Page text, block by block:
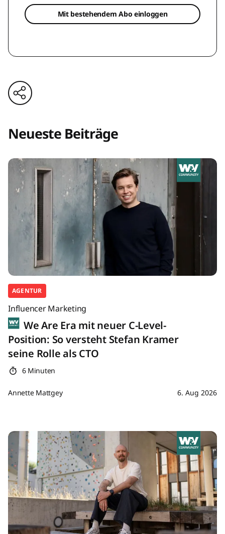
Mit bestehendem Abo einloggen
Neueste Beiträge
AGENTUR
Influencer Marketing
We Are Era mit neuer C-Level-
Position: So versteht Stefan Kramer
seine Rolle als CTO
6 Minuten
Annette Mattgey 6. Aug 2026